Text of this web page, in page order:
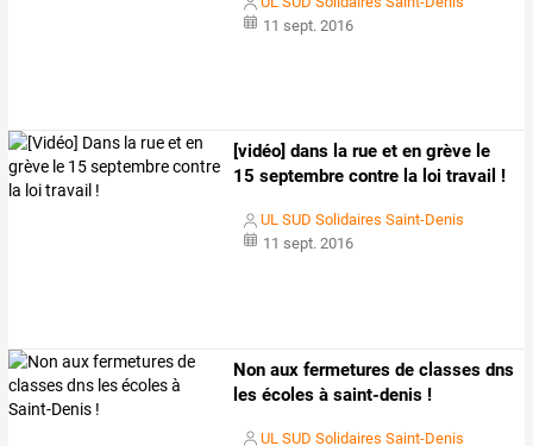
11 sept. 2016
[vidéo] dans la rue et en grève le
15 septembre contre la loi travail !
UL SUD Solidaires Saint-Denis
11 sept. 2016
Non aux fermetures de classes dns
les écoles à saint-denis !
UL SUD Solidaires Saint-Denis